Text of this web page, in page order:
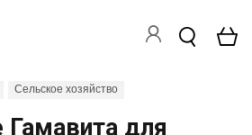
Сельское хозяйство
для